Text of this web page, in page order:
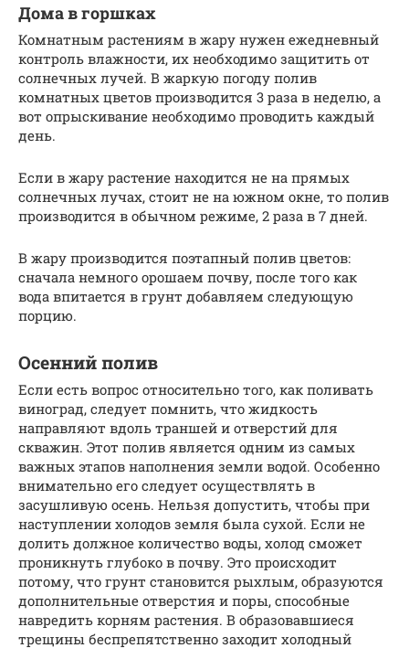
Дома в горшках
Комнатным растениям в жару нужен ежедневный
контроль влажности, их необходимо защитить от
солнечных лучей. В жаркую погоду полив
комнатных цветов производится 3 раза в неделю, а
вот опрыскивание необходимо проводить каждый
день.
Если в жару растение находится не на прямых
солнечных лучах, стоит не на южном окне, то полив
производится в обычном режиме, 2 раза в 7 дней.
В жару производится поэтапный полив цветов:
сначала немного орошаем почву, после того как
вода впитается в грунт добавляем следующую
порцию.
Осенний полив
Если есть вопрос относительно того, как поливать
виноград, следует помнить, что жидкость
направляют вдоль траншей и отверстий для
скважин. Этот полив является одним из самых
важных этапов наполнения земли водой. Особенно
внимательно его следует осуществлять в
засушливую осень. Нельзя допустить, чтобы при
наступлении холодов земля была сухой. Если не
долить должное количество воды, холод сможет
проникнуть глубоко в почву. Это происходит
потому, что грунт становится рыхлым, образуются
дополнительные отверстия и поры, способные
навредить корням растения. В образовавшиеся
трещины беспрепятственно заходит холодный